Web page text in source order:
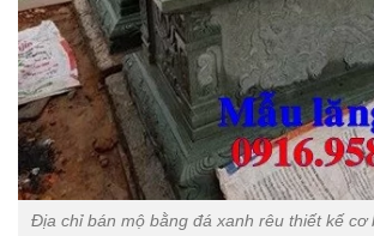
Địa chỉ bán mộ bằng đá xanh rêu thiết kế cơ